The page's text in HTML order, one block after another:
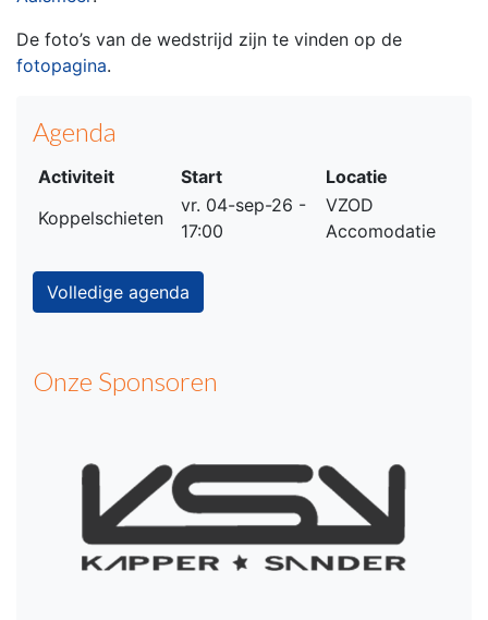
De foto’s van de wedstrijd zijn te vinden op de
fotopagina.
Agenda
Activiteit Start
Locatie
Koppelschieten
vr. 04-sep-26 -
17:00
VZOD
Accomodatie
Volledige agenda
Onze Sponsoren